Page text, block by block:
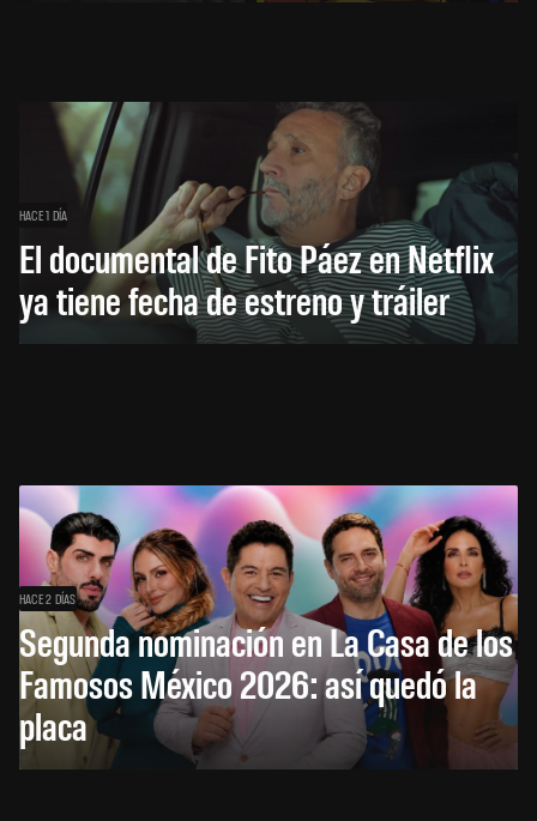
HACE 1 DÍA
El documental de Fito Páez en Netflix
ya tiene fecha de estreno y tráiler
HACE 2 DÍAS
Segunda nominación en La Casa de los
Famosos México 2026: así quedó la
placa